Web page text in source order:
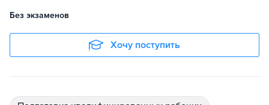
Без экзаменов
Хочу поступить